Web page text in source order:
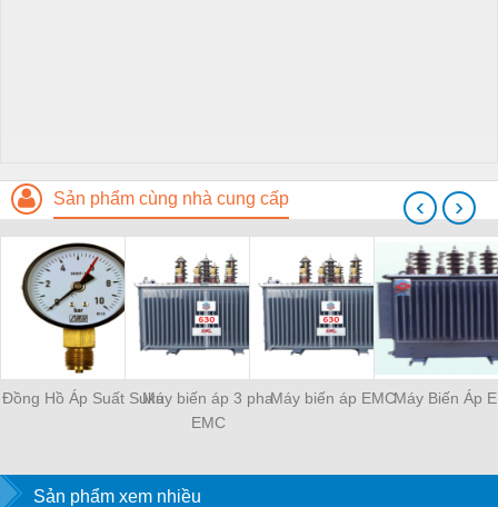
Sản phẩm cùng nhà cung cấp
Đồng Hồ Áp Suất SukuMáy biến áp 3 pha
EMC
Máy biến áp EMCMáy Biến Áp
‹ ›
Sản phẩm xem nhiều